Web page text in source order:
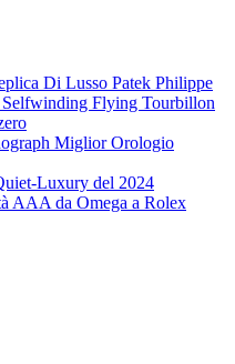
Di Lusso Patek Philippe
Selfwinding Flying Tourbillon
Miglior Orologio
Luxury del 2024
AAA da Omega a Rolex